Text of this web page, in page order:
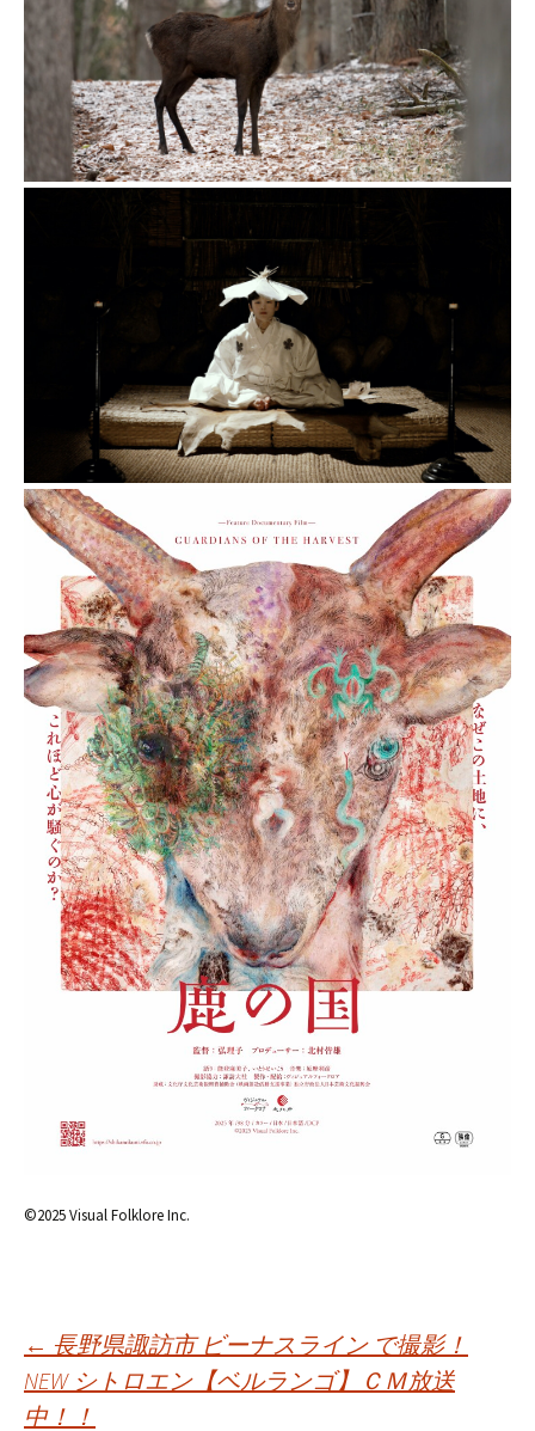
©2025 Visual Folklore Inc.
投
← 長野県諏訪市 ビーナスライン で撮影！
NEW シトロエン【ベルランゴ】ＣＭ放送
中！！